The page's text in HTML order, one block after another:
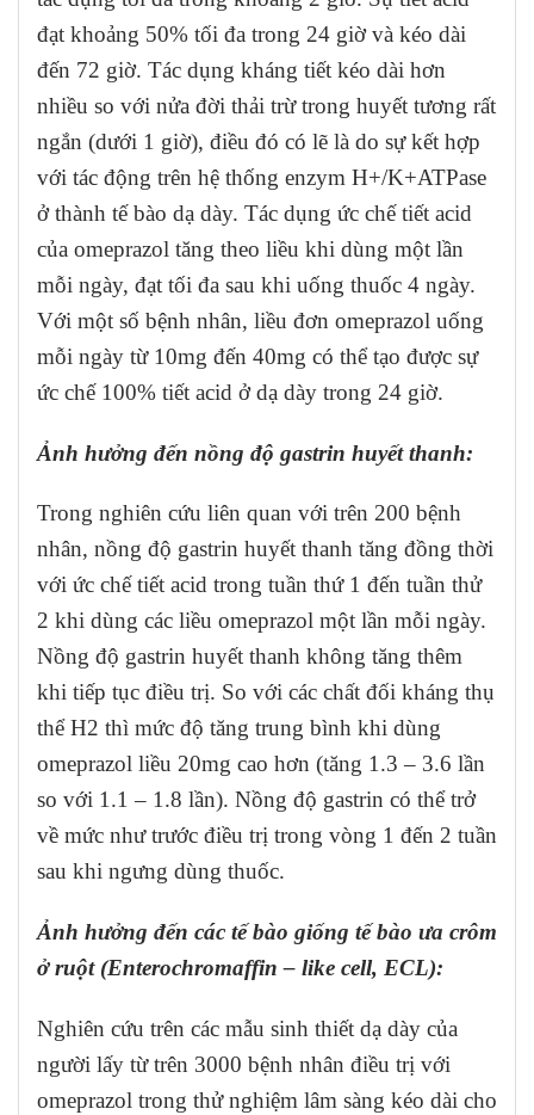
đạt khoảng 50% tối đa trong 24 giờ và kéo dài
đến 72 giờ. Tác dụng kháng tiết kéo dài hơn
nhiều so với nửa đời thải trừ trong huyết tương rất
ngắn (dưới 1 giờ), điều đó có lẽ là do sự kết hợp
với tác động trên hệ thống enzym H+/K+ATPase
ở thành tế bào dạ dày. Tác dụng ức chế tiết acid
của omeprazol tăng theo liều khi dùng một lần
mỗi ngày, đạt tối đa sau khi uống thuốc 4 ngày.
Với một số bệnh nhân, liều đơn omeprazol uống
mỗi ngày từ 10mg đến 40mg có thể tạo được sự
ức chế 100% tiết acid ở dạ dày trong 24 giờ.
Ảnh hưởng đến nồng độ gastrin huyết thanh:
Trong nghiên cứu liên quan với trên 200 bệnh
nhân, nồng độ gastrin huyết thanh tăng đồng thời
với ức chế tiết acid trong tuần thứ 1 đến tuần thử
2 khi dùng các liều omeprazol một lần mỗi ngày.
Nồng độ gastrin huyết thanh không tăng thêm
khi tiếp tục điều trị. So với các chất đối kháng thụ
thể H2 thì mức độ tăng trung bình khi dùng
omeprazol liều 20mg cao hơn (tăng 1.3 – 3.6 lần
so với 1.1 – 1.8 lần). Nồng độ gastrin có thể trở
về mức như trước điều trị trong vòng 1 đến 2 tuần
sau khi ngưng dùng thuốc.
Ảnh hưởng đến các tế bào giống tế bào ưa crôm
ở ruột (Enterochromaffin – like cell, ECL):
Nghiên cứu trên các mẫu sinh thiết dạ dày của
người lấy từ trên 3000 bệnh nhân điều trị với
omeprazol trong thử nghiệm lâm sàng kéo dài cho